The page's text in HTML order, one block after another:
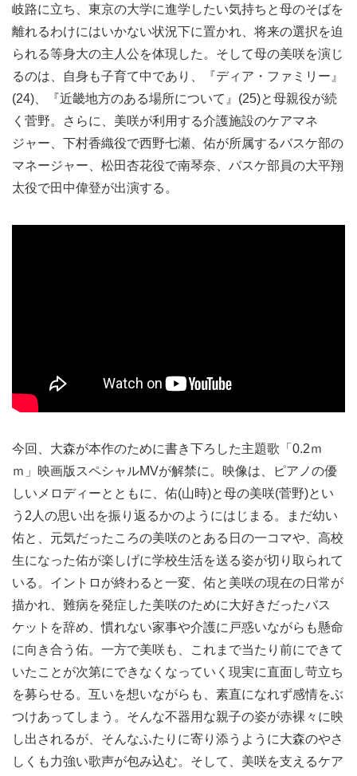
岐路に立ち、東京の大学に進学したい気持ちと母のそばを
離れるわけにはいかない状況下に置かれ、将来の選択を迫
られる等身大の主人公を体現した。そして母の美咲を演じ
るのは、自身も子育て中であり、『ディア・ファミリー』
(24)、『近畿地方のある場所について』(25)と母親役が続
く菅野。さらに、美咲が利用する介護施設のケアマネ
ジャー、下村香織役で西野七瀬、佑が所属するバスケ部の
マネージャー、松田杏花役で南琴奈、バスケ部員の大平翔
太役で田中偉登が出演する。
今回、大森が本作のために書き下ろした主題歌「0.2ｍ
ｍ」映画版スペシャルMVが解禁に。映像は、ピアノの優
しいメロディーとともに、佑(山時)と母の美咲(菅野)とい
う2人の思い出を振り返るかのようにはじまる。まだ幼い
佑と、元気だったころの美咲のとある日の一コマや、高校
生になった佑が楽しげに学校生活を送る姿が切り取られて
いる。イントロが終わると一変、佑と美咲の現在の日常が
描かれ、難病を発症した美咲のために大好きだったバス
ケットを辞め、慣れない家事や介護に戸惑いながらも懸命
に向き合う佑。一方で美咲も、これまで当たり前にできて
いたことが次第にできなくなっていく現実に直面し苛立ち
を募らせる。互いを想いながらも、素直になれず感情をぶ
つけあってしまう。そんな不器用な親子の姿が赤裸々に映
し出されるが、そんなふたりに寄り添うように大森のやさ
しくも力強い歌声が包み込む。そして、美咲を支えるケア